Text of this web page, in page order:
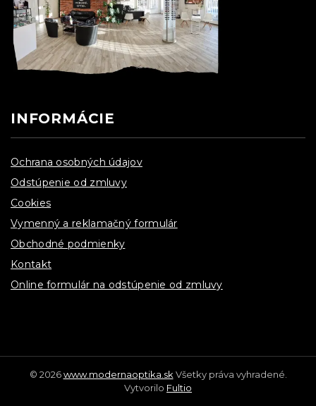
INFORMÁCIE
Ochrana osobných údajov
Odstúpenie od zmluvy
Cookies
Vymenný a reklamačný formulár
Obchodné podmienky
Kontakt
Online formulár na odstúpenie od zmluvy
© 2026www.modernaoptika.sk Všetky práva vyhradené.
Vytvorilo Fultio